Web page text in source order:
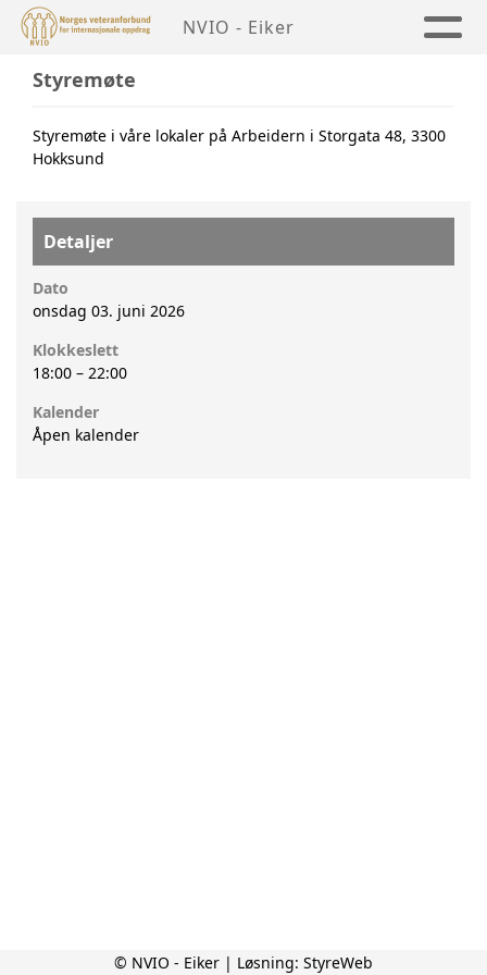
NVIO - Eiker
Styremøte
Styremøte i våre lokaler på Arbeidern i Storgata 48, 3300
Hokksund
Detaljer
Dato
onsdag 03. juni 2026
Klokkeslett
18:00 – 22:00
Kalender
Åpen kalender
© NVIO - Eiker | Løsning: StyreWeb